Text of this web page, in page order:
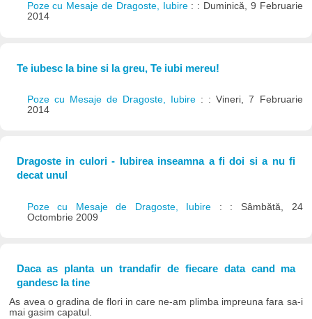
Poze cu Mesaje de Dragoste, Iubire : : Duminică, 9 Februarie
2014
Te iubesc la bine si la greu, Te iubi mereu!
Poze cu Mesaje de Dragoste, Iubire : : Vineri, 7 Februarie
2014
Dragoste in culori - Iubirea inseamna a fi doi si a nu fi
decat unul
Poze cu Mesaje de Dragoste, Iubire : : Sâmbătă, 24
Octombrie 2009
Daca as planta un trandafir de fiecare data cand ma
gandesc la tine
As avea o gradina de flori in care ne-am plimba impreuna fara sa-i
mai gasim capatul.